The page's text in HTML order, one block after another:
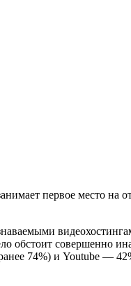
первое место на
обстоит совершенно
74%) и Youtube —